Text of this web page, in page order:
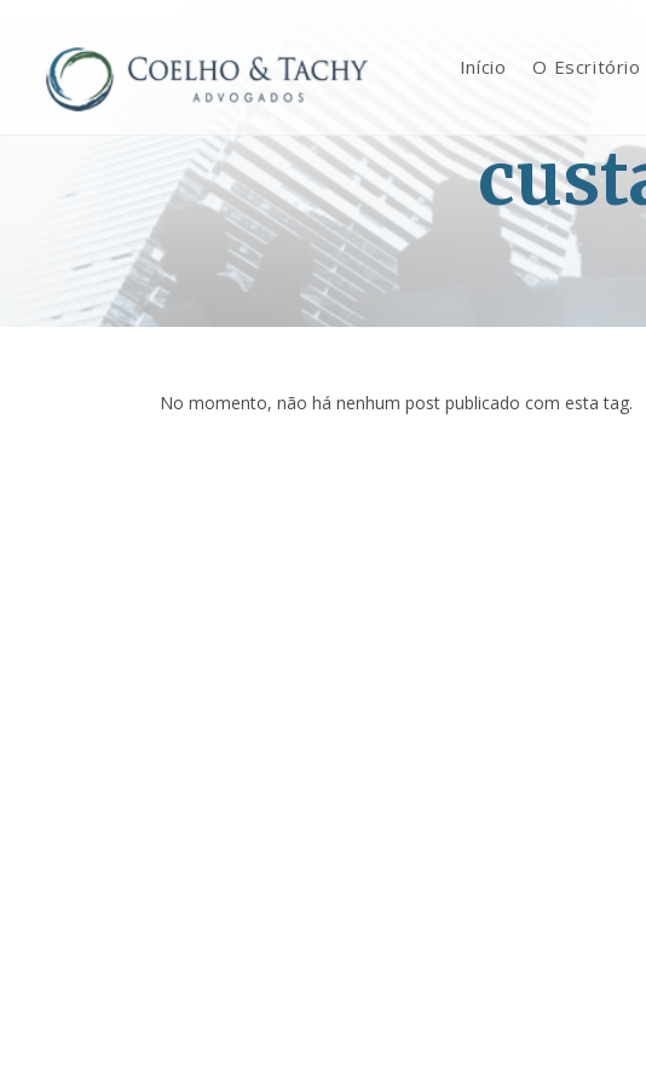
Início O Escritório
No momento, não há nenhum post publicado com esta tag.